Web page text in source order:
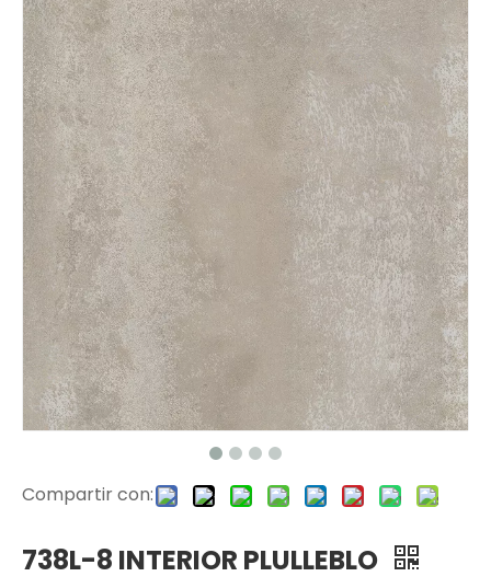
1178 EIR Surface SPC Piso de piso
1176 EIR Surface Vinyl Planks 807-32 Azulejos de vinilo de superficie EIR
Compartir con:
738L-8 INTERIOR PLULLEBLO